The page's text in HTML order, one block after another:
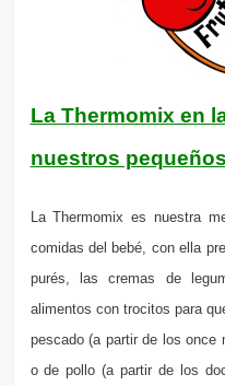
La Thermomix en
nuestros pequeños
La Thermomix es nuestra
comidas del bebé, con ella
purés, las cremas de
alimentos con trocitos para
pescado (a partir de los once
o de pollo (a partir de los